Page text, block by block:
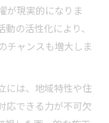
が現実的になりま
の活性化により、
チャンスも増大しま
には、地域特性や住
応できる力が不可欠